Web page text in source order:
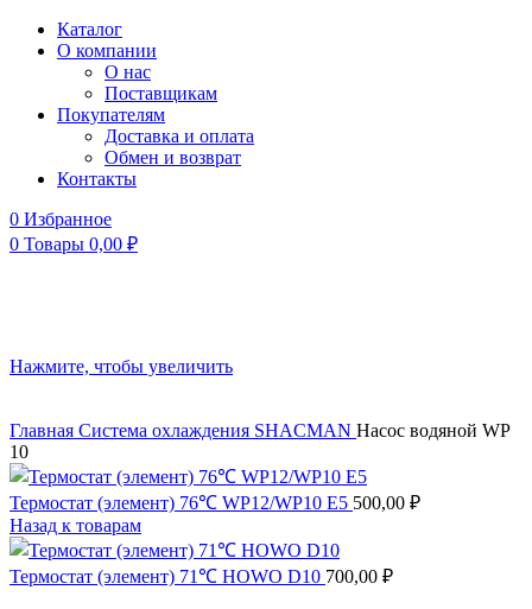
Каталог
О компании
О нас
Поставщикам
Покупателям
Доставка и оплата
Обмен и возврат
Контакты
0 Избранное
0 Товары 0,00 ₽
Нажмите, чтобы увеличить
Главная Система охлаждения SHACMAN Насос водяной WP
10
Термостат (элемент) 76℃ WP12/WP10 E5 500,00 ₽
Назад к товарам
Термостат (элемент) 71℃ HOWO D10 700,00 ₽